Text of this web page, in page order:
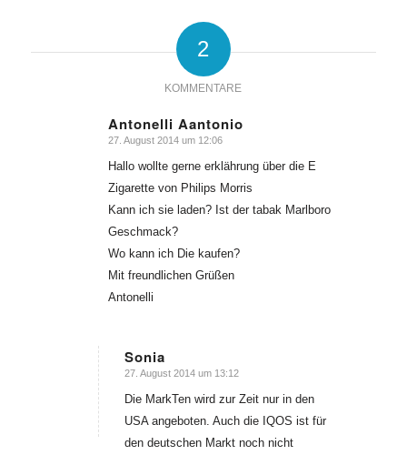
2
KOMMENTARE
Antonelli Aantonio
sagte:
27. August 2014 um 12:06
Hallo wollte gerne erklährung über die E
Zigarette von Philips Morris
Kann ich sie laden? Ist der tabak Marlboro
Geschmack?
Wo kann ich Die kaufen?
Mit freundlichen Grüßen
Antonelli
Sonia
sagte:
27. August 2014 um 13:12
Die MarkTen wird zur Zeit nur in den
USA angeboten. Auch die IQOS ist für
den deutschen Markt noch nicht